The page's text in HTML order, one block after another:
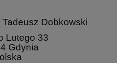
Dobkowski
Lutego 33
Gdynia